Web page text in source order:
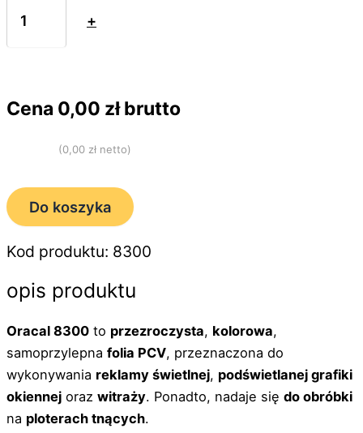
+
Cena 0,00 zł brutto
(0,00 zł netto)
Do koszyka
Kod produktu: 8300
opis produktu
Oracal 8300 to przezroczysta, kolorowa,
samoprzylepna folia PCV, przeznaczona do
wykonywania reklamy świetlnej, podświetlanej grafiki
okiennej oraz witraży. Ponadto, nadaje się do obróbki
na ploterach tnących.